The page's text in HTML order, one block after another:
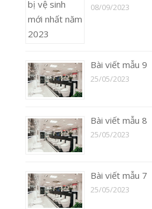
08/09/2023
Bài viết mẫu 9
25/05/2023
Bài viết mẫu 8
25/05/2023
Bài viết mẫu 7
25/05/2023